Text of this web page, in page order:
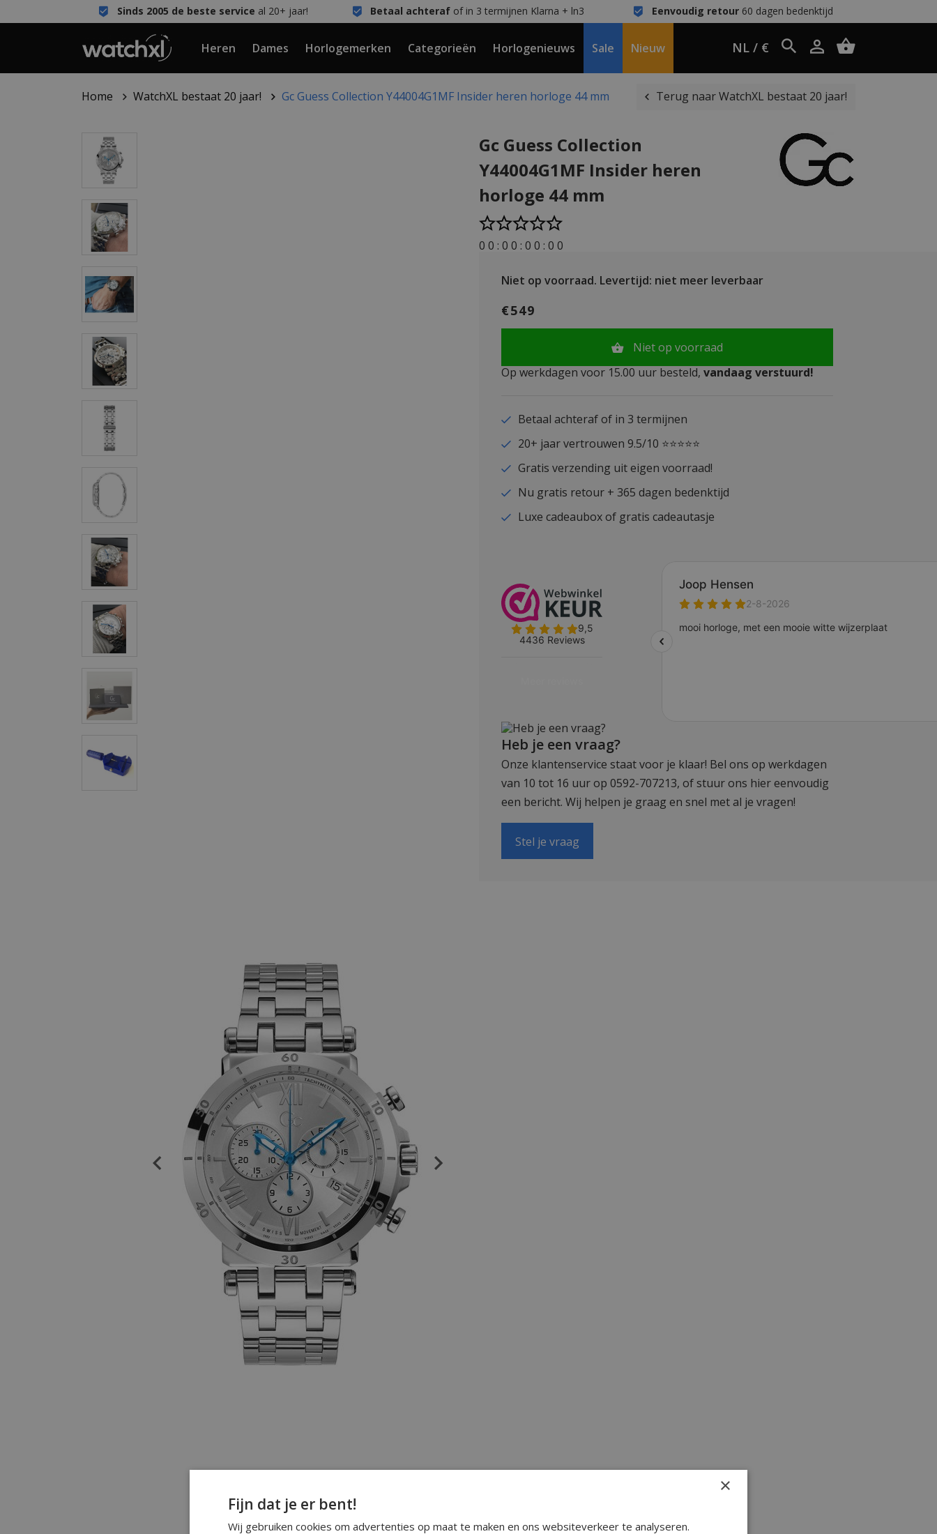
Sinds 2005 de beste service al 20+ jaar! Betaal achteraf of in 3 termijnen Klarna + ln3 Eenvoudig retour60 dagen bedenktijd
Heren Dames Horlogemerken Categorieën Horlogenieuws Sale Nieuw NL / €
Home WatchXL bestaat 20 jaar! Gc Guess Collection Y44004G1MF Insider heren horloge 44 mm Terug naar WatchXL bestaat 20 jaar!
Gc Guess Collection
Y44004G1MF Insider heren
horloge 44 mm
0 0 : 0 0 : 0 0 : 0 0
Niet op voorraad. Levertijd: niet meer leverbaar
€549
Niet op voorraad
Op werkdagen voor 15.00 uur besteld, vandaag verstuurd!
Betaal achteraf of in 3 termijnen
20+ jaar vertrouwen 9.5/10 ⭐⭐⭐⭐⭐
Gratis verzending uit eigen voorraad!
Nu gratis retour + 365 dagen bedenktijd
Luxe cadeaubox of gratis cadeautasje
Heb je een vraag?
Onze klantenservice staat voor je klaar! Bel ons op werkdagen
van 10 tot 16 uur op 0592-707213, of stuur ons hier eenvoudig
een bericht. Wij helpen je graag en snel met al je vragen!
Stel je vraag
×
Fijn dat je er bent!
Wij gebruiken cookies om advertenties op maat te maken en ons websiteverkeer te analyseren.